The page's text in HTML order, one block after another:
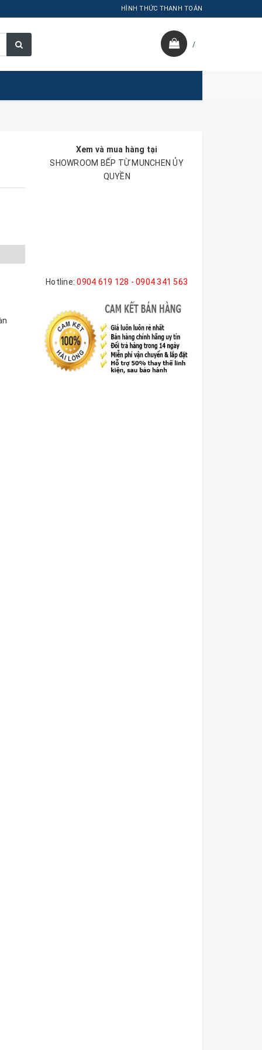
HÌNH THỨC THANH TOÁN
/
Xem và mua hàng tại
SHOWROOM BẾP TỪ MUNCHEN ỦY
QUYỀN
Hotline:0904 619 128 - 0904 341 563